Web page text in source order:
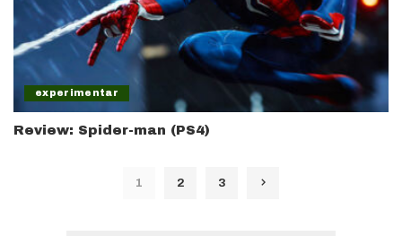
experimentar
Review: Spider-man (PS4)
1 2 3